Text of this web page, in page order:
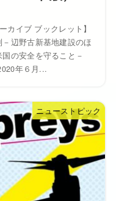
カイブ ブックレット】
辺野古新基地建設のほ
の安全を守ること－
年６月...
ニューストピック